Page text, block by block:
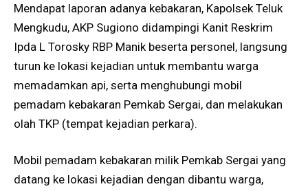
Mendapat laporan adanya kebakaran, Kapolsek Teluk
Mengkudu, AKP Sugiono didampingi Kanit Reskrim
Ipda L Torosky RBP Manik beserta personel, langsung
turun ke lokasi kejadian untuk membantu warga
memadamkan api, serta menghubungi mobil
pemadam kebakaran Pemkab Sergai, dan melakukan
olah TKP (tempat kejadian perkara).
Mobil pemadam kebakaran milik Pemkab Sergai yang
datang ke lokasi kejadian dengan dibantu warga,